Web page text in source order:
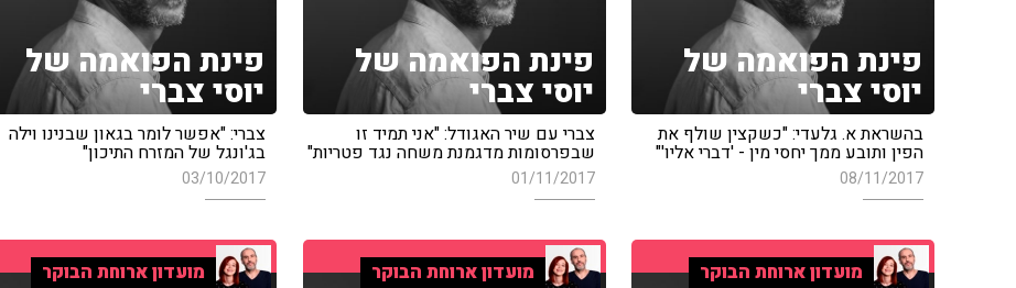
פינת הפואמה של
יוסי צברי
בהשראת א. גלעדי: "כשקצין שולף את
הפין ותובע ממך יחסי מין - 'דברי אליו'"
08/11/2017
פינת הפואמה של
יוסי צברי
צברי עם שיר האגודל: "אני תמיד זו
שבפרסומות מדגמנת משחה נגד פטריות"
01/11/2017
פינת הפואמה של
יוסי צברי
צברי: "אפשר לומר בגאון שבנינו וילה
בג'ונגל של המזרח התיכון"
03/10/2017
מועדון ארוחת הבוקר מועדון ארוחת הבוקר מועדון ארוחת הבוקר